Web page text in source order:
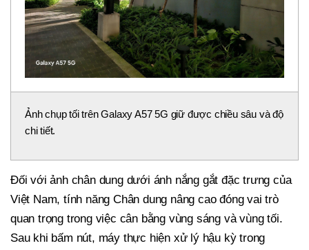
Ảnh chụp tối trên Galaxy A57 5G giữ được chiều sâu và độ
chi tiết.
Đối với ảnh chân dung dưới ánh nắng gắt đặc trưng của
Việt Nam, tính năng Chân dung nâng cao đóng vai trò
quan trọng trong việc cân bằng vùng sáng và vùng tối.
Sau khi bấm nút, máy thực hiện xử lý hậu kỳ trong